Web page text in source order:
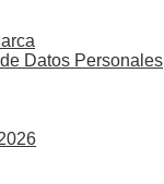
Datos Personales